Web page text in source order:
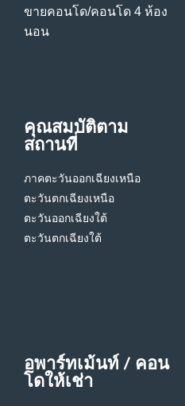
ขายคอนโด/คอนโด 4 ห้อง
นอน
คุณสมบัติตาม
สถานที่
ภาคตะวันออกเฉียงเหนือ
ตะวันตกเฉียงเหนือ
ตะวันออกเฉียงใต้
ตะวันตกเฉียงใต้
อพาร์ทเม้นท์ / คอน
โดให้เช่า